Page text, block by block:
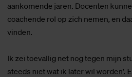
aankomende jaren. Docenten
coachende rol op zich nemen, en
vinden.
Ik zei toevallig net nog tegen mijn
steeds niet wat ik later wil worden’.